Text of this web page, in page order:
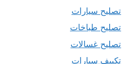
تصليح سيارات
تصليح طباخات
تصليح غسالات
تكييف سيارات